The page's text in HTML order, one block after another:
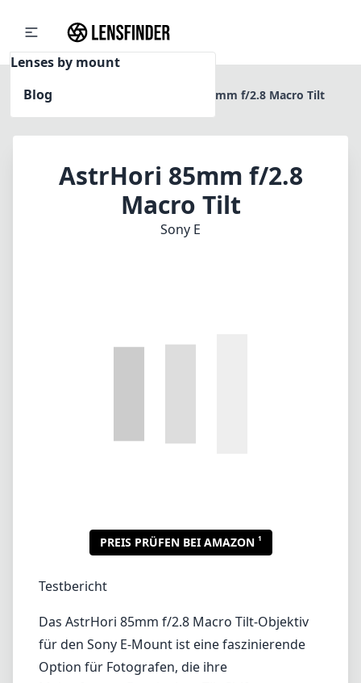
Lenses by mount
Blog
Home AstrHori 85mm f/2.8 Macro Tilt
AstrHori 85mm f/2.8
Macro Tilt
Sony E
für den Sony E-Mount ist eine faszinierende
Objektiv vereint das Beste aus beiden Welten:
Es bietet die makro-relevanten Fähigkeiten,
führt gleichzeitig Tilt-Funktionen ein, die
einzigartige Tiefenschärfe-Effekte erzeugen
können.
Verarbeitungsqualität und Design